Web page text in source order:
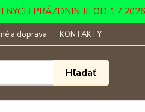
PRÁZDNIN JE OD
a doprava KONTAKTY
Hľadať